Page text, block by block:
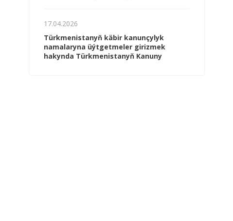
17.04.2026
Türkmenistanyň käbir kanunçylyk
namalaryna üýtgetmeler girizmek
hakynda Türkmenistanyň Kanuny